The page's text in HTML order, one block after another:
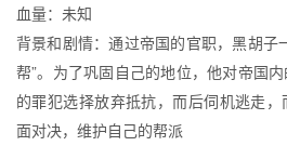
血量：未知
背景和剧情：通过帝国的官职，黑胡子
帮”。为了巩固自己的地位，他对帝国
的罪犯选择放弃抵抗，而后伺机逃走
面对决，维护自己的帮派